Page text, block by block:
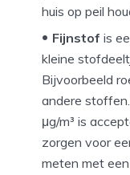
huis op peil
Fijnstof is
kleine
Bijvoorbeeld
andere
μg/m³ is
zorgen voor
meten met